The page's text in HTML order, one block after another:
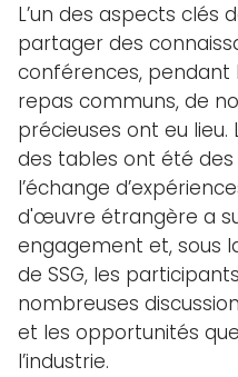
L’un des aspects clés
partager des
conférences, pendant
repas communs, de
précieuses ont eu lieu.
des tables ont été
l’échange
d'œuvre étrangère a
engagement et, sous
de SSG, les
nombreuses
et les opportunités
l’industrie.